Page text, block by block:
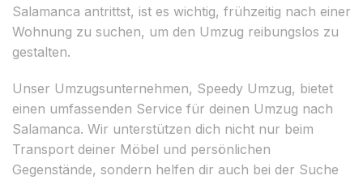
Salamanca antrittst, ist es wichtig, frühzeitig nach einer
Wohnung zu suchen, um den Umzug reibungslos zu
gestalten.
Unser Umzugsunternehmen, Speedy Umzug, bietet
einen umfassenden Service für deinen Umzug nach
Salamanca. Wir unterstützen dich nicht nur beim
Transport deiner Möbel und persönlichen
Gegenstände, sondern helfen dir auch bei der Suche